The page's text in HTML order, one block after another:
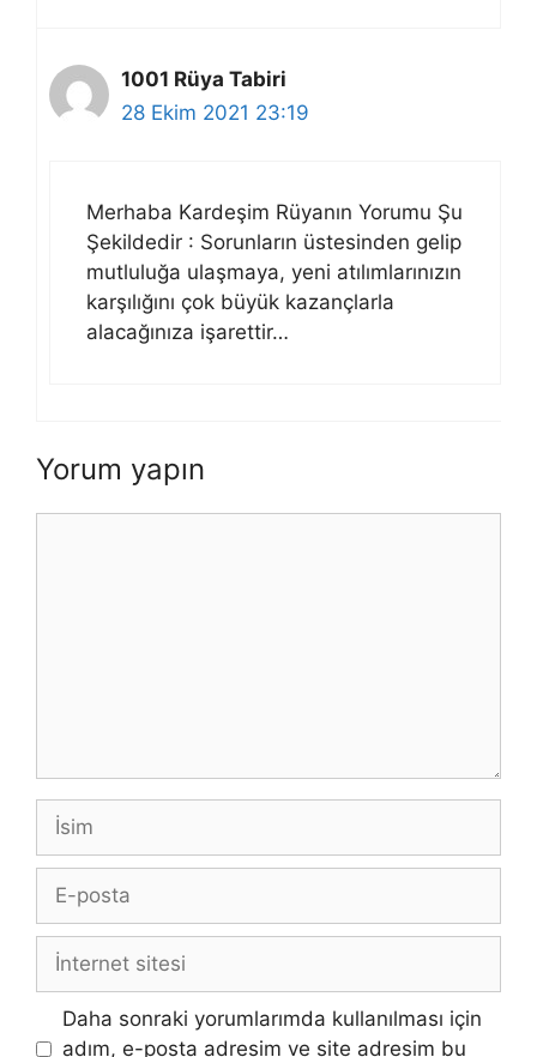
1001 Rüya Tabiri
28 Ekim 2021 23:19
Merhaba Kardeşim Rüyanın Yorumu Şu
Şekildedir : Sorunların üstesinden gelip
mutluluğa ulaşmaya, yeni atılımlarınızın
karşılığını çok büyük kazançlarla
alacağınıza işarettir…
Yorum yapın
İsim
posta
İnternet
sitesi
Daha sonraki yorumlarımda kullanılması için
adım, e-posta adresim ve site adresim bu